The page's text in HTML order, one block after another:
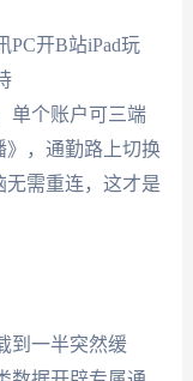
PC开B站iPad玩
单个账户可三端
》，通勤路上切换
无需重连，这才是
到一半突然缓